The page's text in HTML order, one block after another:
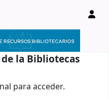
la Bibliotecas
para acceder.